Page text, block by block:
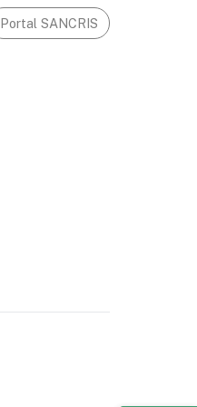
Portal SANCRIS